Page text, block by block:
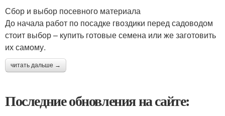
Сбор и выбор посевного материала
До начала работ по посадке гвоздики перед садоводом
стоит выбор – купить готовые семена или же заготовить
их самому.
читать дальше →
Последние обновления на сайте: